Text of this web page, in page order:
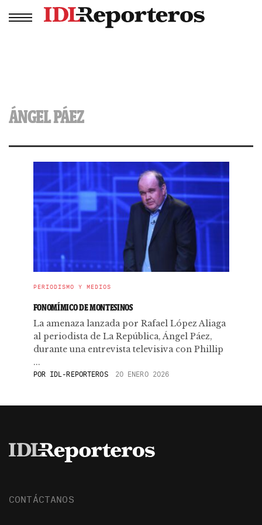
ÁNGEL PÁEZ
PERIODISMO Y MEDIOS
FONOMÍMICO DE MONTESINOS
La amenaza lanzada por Rafael López Aliaga
al periodista de La República, Ángel Páez,
durante una entrevista televisiva con Phillip
...
POR IDL-REPORTEROS 20 ENERO 2026
CONTÁCTANOS